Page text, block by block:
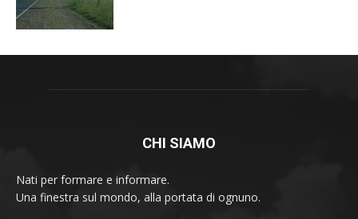
CHI SIAMO
Nati per formare e informare.
Una finestra sul mondo, alla portata di ognuno.